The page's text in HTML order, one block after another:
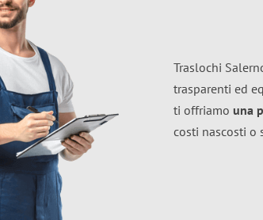
Traslochi
trasparenti ed
ti offriamo una
costi nascosti o